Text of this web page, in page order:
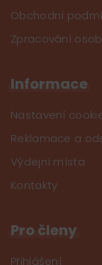
Obchodní
Zpracování
Informace
Nastavení
Reklamace a
Výdejní místa
Kontakty
Pro členy
Přihlášení